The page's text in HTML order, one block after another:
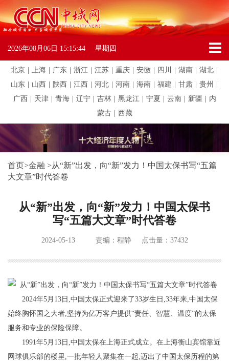
2026年08月06日 15:15:44 星期四
北京 上海 广东 浙江 江苏 重庆 安徽 四川 湖南 湖北
山东
山西 陕西 江西 河北 河南 海南 福建 甘肃 贵州
广西
天津 青海 辽宁 吉林 黑龙江 宁夏 云南 新疆
内
蒙古
西藏
首页>金融 >从“新”出发，向“新”发力！中国太保书写“五篇
大文章”时代答卷
从“新”出发，向“新”发力！中国太保书
写“五篇大文章”时代答卷
2024-05-13 责编：程静 点击量：37432
2024年5月13日,中国太保正式迎来了33岁生日,33年来,中国太保
始终胸怀国之大者,坚持为亿万客户提供“责任、智慧、温度”的太保
服务和专业的保险保障。
1991年5月13日,中国太保在上海正式成立。在上海衡山宾馆靠近
网球俱乐部的楼里,一批年轻人聚集在一起,迈出了中国太保历程的第